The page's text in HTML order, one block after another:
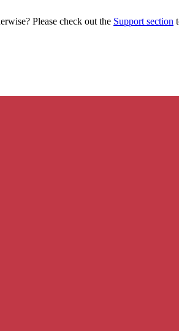
Please check out the Support section